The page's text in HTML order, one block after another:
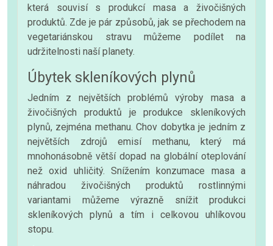
která souvisí s produkcí masa a živočišných
produktů. Zde je pár způsobů, jak se přechodem na
vegetariánskou stravu můžeme podílet na
udržitelnosti naší planety.
Úbytek skleníkových plynů
Jedním z největších problémů výroby masa a
živočišných produktů je produkce skleníkových
plynů, zejména methanu. Chov dobytka je jedním z
největších zdrojů emisí methanu, který má
mnohonásobně větší dopad na globální oteplování
než oxid uhličitý. Snížením konzumace masa a
náhradou živočišných produktů rostlinnými
variantami můžeme výrazně snížit produkci
skleníkových plynů a tím i celkovou uhlíkovou
stopu.